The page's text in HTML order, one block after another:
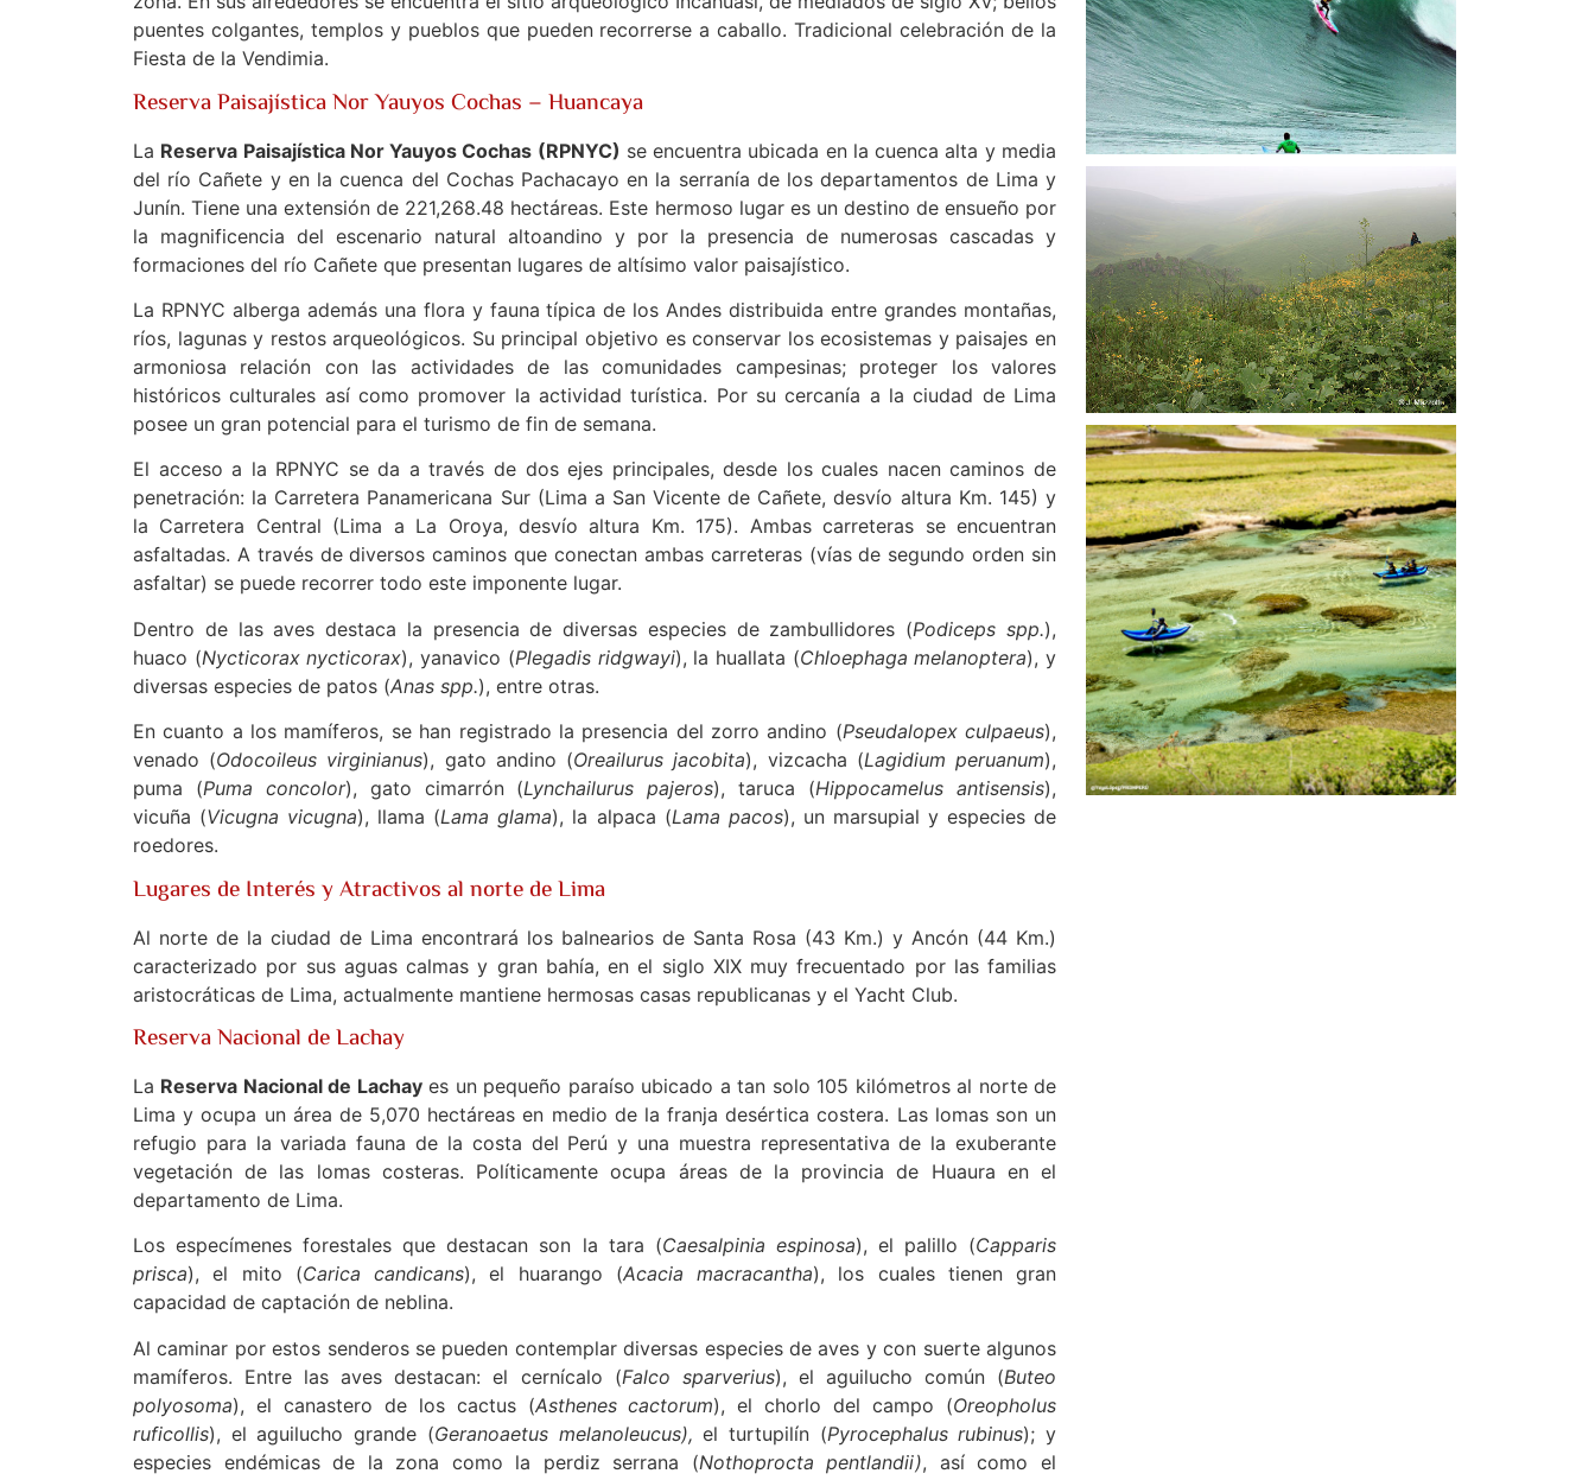
puentes colgantes, templos y pueblos que pueden recorrerse a caballo. Tradicional celebración de la
Fiesta de la Vendimia.
Reserva Paisajística Nor Yauyos Cochas – Huancaya
La Reserva Paisajística Nor Yauyos Cochas (RPNYC) se encuentra ubicada en la cuenca alta y media
del río Cañete y en la cuenca del Cochas Pachacayo en la serranía de los departamentos de Lima y
Junín. Tiene una extensión de 221,268.48 hectáreas. Este hermoso lugar es un destino de ensueño por
la magnificencia del escenario natural altoandino y por la presencia de numerosas cascadas y
formaciones del río Cañete que presentan lugares de altísimo valor paisajístico.
La RPNYC alberga además una flora y fauna típica de los Andes distribuida entre grandes montañas,
ríos, lagunas y restos arqueológicos. Su principal objetivo es conservar los ecosistemas y paisajes en
armoniosa relación con las actividades de las comunidades campesinas; proteger los valores
históricos culturales así como promover la actividad turística. Por su cercanía a la ciudad de Lima
posee un gran potencial para el turismo de fin de semana.
El acceso a la RPNYC se da a través de dos ejes principales, desde los cuales nacen caminos de
penetración: la Carretera Panamericana Sur (Lima a San Vicente de Cañete, desvío altura Km. 145) y
la Carretera Central (Lima a La Oroya, desvío altura Km. 175). Ambas carreteras se encuentran
asfaltadas. A través de diversos caminos que conectan ambas carreteras (vías de segundo orden sin
asfaltar) se puede recorrer todo este imponente lugar.
Dentro de las aves destaca la presencia de diversas especies de zambullidores (Podiceps spp.),
huaco (Nycticorax nycticorax), yanavico (Plegadis ridgwayi), la huallata (Chloephaga melanoptera), y
diversas especies de patos (Anas spp.), entre otras.
En cuanto a los mamíferos, se han registrado la presencia del zorro andino (Pseudalopex culpaeus),
venado (Odocoileus virginianus), gato andino (Oreailurus jacobita), vizcacha (Lagidium peruanum),
puma (Puma concolor), gato cimarrón (Lynchailurus pajeros), taruca (Hippocamelus antisensis),
vicuña (Vicugna vicugna), llama (Lama glama), la alpaca (Lama pacos), un marsupial y especies de
roedores.
Lugares de Interés y Atractivos al norte de Lima
Al norte de la ciudad de Lima encontrará los balnearios de Santa Rosa (43 Km.) y Ancón (44 Km.)
caracterizado por sus aguas calmas y gran bahía, en el siglo XIX muy frecuentado por las familias
aristocráticas de Lima, actualmente mantiene hermosas casas republicanas y el Yacht Club.
Reserva Nacional de Lachay
La Reserva Nacional de Lachayes un pequeño paraíso ubicado a tan solo 105 kilómetros al norte de
Lima y ocupa un área de 5,070 hectáreas en medio de la franja desértica costera. Las lomas son un
refugio para la variada fauna de la costa del Perú y una muestra representativa de la exuberante
vegetación de las lomas costeras. Políticamente ocupa áreas de la provincia de Huaura en el
departamento de Lima.
Los especímenes forestales que destacan son la tara (Caesalpinia espinosa), el palillo (Capparis
prisca), el mito (Carica candicans), el huarango (Acacia macracantha), los cuales tienen gran
capacidad de captación de neblina.
Al caminar por estos senderos se pueden contemplar diversas especies de aves y con suerte algunos
mamíferos. Entre las aves destacan: el cernícalo (Falco sparverius), el aguilucho común (Buteo
polyosoma), el canastero de los cactus (Asthenes cactorum), el chorlo del campo (Oreopholus
ruficollis), el aguilucho grande (Geranoaetus melanoleucus),el turtupilín (Pyrocephalus rubinus); y
especies endémicas de la zona como la perdiz serrana (Nothoprocta pentlandii), así como el